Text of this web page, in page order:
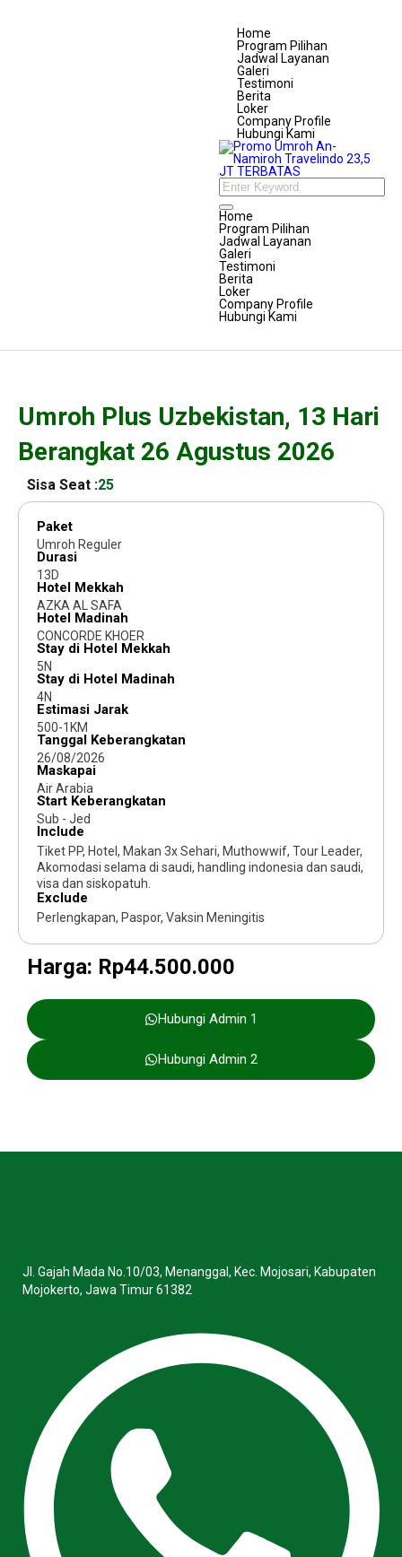
Home
Program Pilihan
Jadwal Layanan
Galeri
Testimoni
Berita
Loker
Company Profile
Hubungi Kami
Home
Program Pilihan
Jadwal Layanan
Galeri
Testimoni
Berita
Loker
Company Profile
Hubungi Kami
Umroh Plus Uzbekistan, 13 Hari
Berangkat 26 Agustus 2026
Sisa Seat :25
Paket
Umroh Reguler
Durasi
13D
Hotel Mekkah
AZKA AL SAFA
Hotel Madinah
CONCORDE KHOER
Stay di Hotel Mekkah
5N
Stay di Hotel Madinah
4N
Estimasi Jarak
500-1KM
Tanggal Keberangkatan
26/08/2026
Maskapai
Air Arabia
Start Keberangkatan
Sub - Jed
Include
Tiket PP, Hotel, Makan 3x Sehari, Muthowwif, Tour Leader,
Akomodasi selama di saudi, handling indonesia dan saudi,
visa dan siskopatuh.
Exclude
Perlengkapan, Paspor, Vaksin Meningitis
Harga: Rp44.500.000
Hubungi Admin 1
Hubungi Admin 2
Jl. Gajah Mada No.10/03, Menanggal, Kec. Mojosari, Kabupaten
Mojokerto, Jawa Timur 61382